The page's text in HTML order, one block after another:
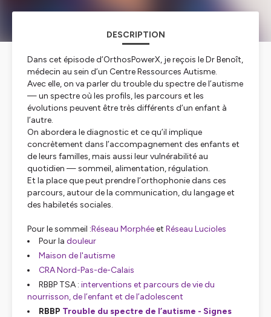
DESCRIPTION
Dans cet épisode d’OrthosPowerX, je reçois le Dr Benoît,
médecin au sein d’un Centre Ressources Autisme.
Avec elle, on va parler du trouble du spectre de l’autisme
— un spectre où les profils, les parcours et les
évolutions peuvent être très différents d’un enfant à
l’autre.
On abordera le diagnostic et ce qu’il implique
concrètement dans l’accompagnement des enfants et
de leurs familles, mais aussi leur vulnérabilité au
quotidien — sommeil, alimentation, régulation.
Et la place que peut prendre l’orthophonie dans ces
parcours, autour de la communication, du langage et
des habiletés sociales.
Pour le sommeil :Réseau Morphéeet Réseau Lucioles
Pour la douleur
Maison de l'autisme
CRA Nord-Pas-de-Calais
RBBP TSA : interventions et parcours de vie du
nourrisson, de l’enfant et de l’adolescent
RBBP Trouble du spectre de l’autisme - Signes